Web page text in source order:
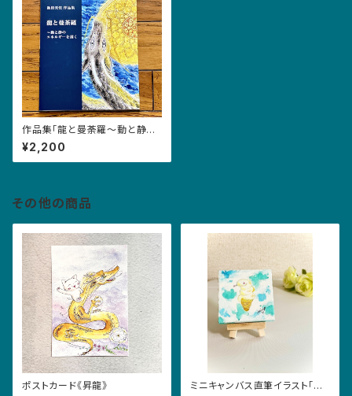
作品集「龍と曼荼羅〜動と静の
エネルギーを描く〜」
¥2,200
その他の商品
ポストカード《昇龍》
ミニキャンバス直筆イラスト「お